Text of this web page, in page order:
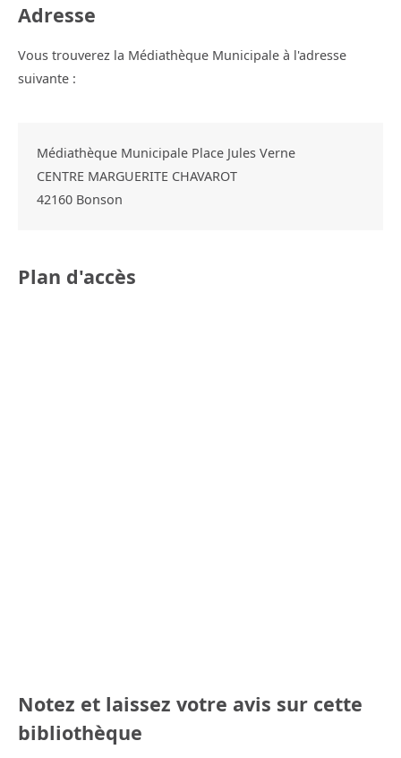
Adresse
Vous trouverez la Médiathèque Municipale à l'adresse
suivante :
Médiathèque Municipale Place Jules Verne
CENTRE MARGUERITE CHAVAROT
42160 Bonson
Plan d'accès
Notez et laissez votre avis sur cette
bibliothèque